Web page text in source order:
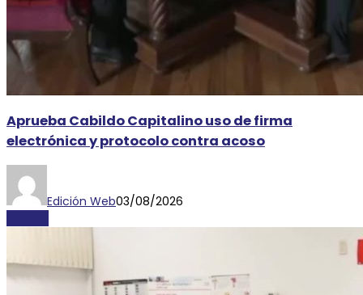
Aprueba Cabildo Capitalino uso de firma
electrónica y protocolo contra acoso
Edición Web03/08/2026